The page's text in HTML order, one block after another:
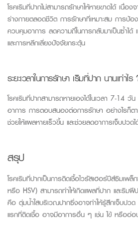
โรคเริมที่ปากไม่สามารถรักษาให้หายขาดได้ เนื่อง
ร่างกายตลอดชีวิต การรักษาที่เหมาะสม การป้
ควบคุมอาการ ลดความถี่ในการกลับมาเป็นซ้ำได้
และการหลีกเลี่ยงปัจจัยกระตุ้น
ระยะเวลาในการรักษา เริมที่ปาก นานเท่าไร
โรคเริมที่ปากสามารถหายเองได้ในเวลา 7-14 วัน
อาการ การตอบสนองต่อการรักษา อย่างไรก็ต
ช่วยให้แผลหายเร็วขึ้น และช่วยลดอาการเจ็บปวด
สรุป
โรคเริมที่ปากเป็นการติดเชื้อไวรัสเฮอร์ปีส์ซิมเพล็
หรือ HSV) สามารถทำให้เกิดแผลที่ปาก และริม
คือ ตุ่มน้ำใสบริเวณปากซึ่งอาจทำให้รู้สึกเจ็บปวด
แรกที่ติดเชื้อ อาจมีอาการอื่น ๆ เช่น ไข้ หรืออ่